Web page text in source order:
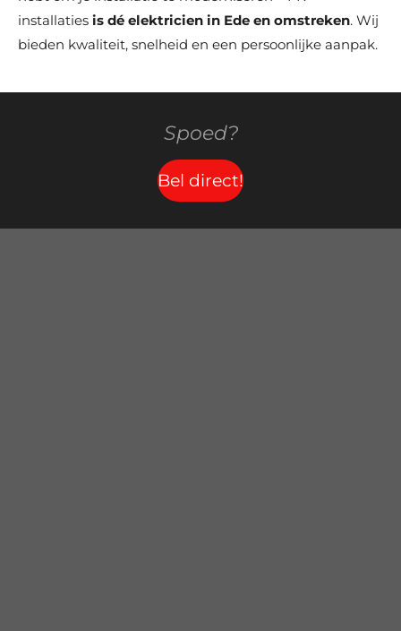
installaties is dé elektricien in Ede en omstreken. Wij
bieden kwaliteit, snelheid en een persoonlijke aanpak.
Spoed?
Bel direct!